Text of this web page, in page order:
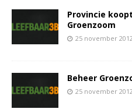
Provincie
Groenzoom
25 november 2012
Beheer
25 november 2012